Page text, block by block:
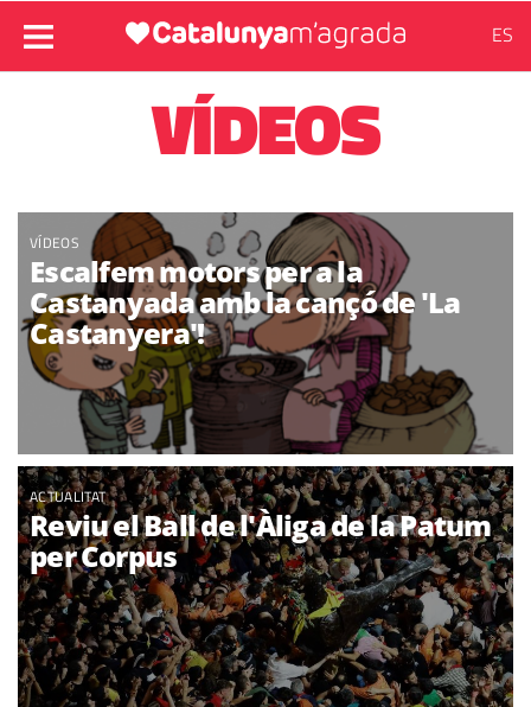
ES
VÍDEOS
VÍDEOS
Escalfem motors per a la
Castanyada amb la cançó de 'La
Castanyera'!
ACTUALITAT
Reviu el Ball de l'Àliga de la Patum
per Corpus